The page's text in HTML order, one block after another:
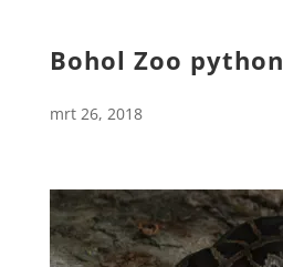
Bohol Zoo python
mrt 26, 2018